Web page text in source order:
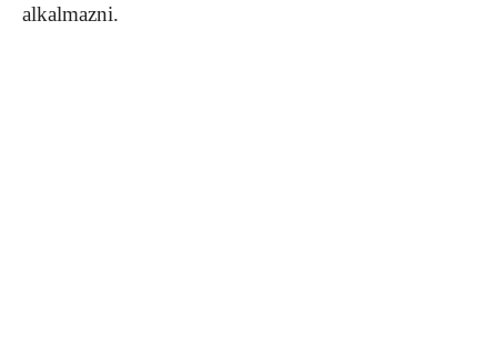
alkalmazni.